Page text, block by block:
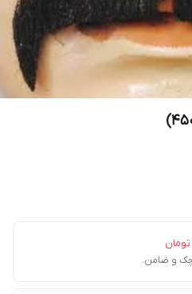
تومان